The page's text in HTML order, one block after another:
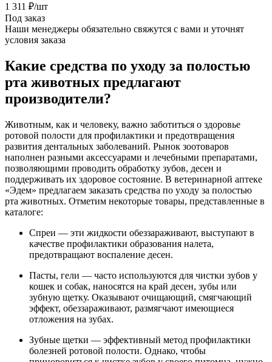
1 311 ₽/шт
Под заказ
Наши менеджеры обязательно свяжутся с вами и уточнят
условия заказа
Какие средства по уходу за полостью
рта животных предлагают
производители?
Животным, как и человеку, важно заботиться о здоровье
ротовой полости для профилактики и предотвращения
развития дентальных заболеваний. Рынок зоотоваров
наполнен разными аксессуарами и лечебными препаратами,
позволяющими проводить обработку зубов, десен и
поддерживать их здоровое состояние. В ветеринарной аптеке
«Эдем» предлагаем заказать средства по уходу за полостью
рта животных. Отметим некоторые товары, представленные в
каталоге:
Спреи — эти жидкости обеззараживают, выступают в
качестве профилактики образования налета,
предотвращают воспаление десен.
Пасты, гели — часто используются для чистки зубов у
кошек и собак, наносятся на край десен, зубы или
зубную щетку. Оказывают очищающий, смягчающий
эффект, обеззараживают, размягчают имеющиеся
отложения на зубах.
Зубные щетки — эффективный метод профилактики
болезней ротовой полости. Однако, чтобы